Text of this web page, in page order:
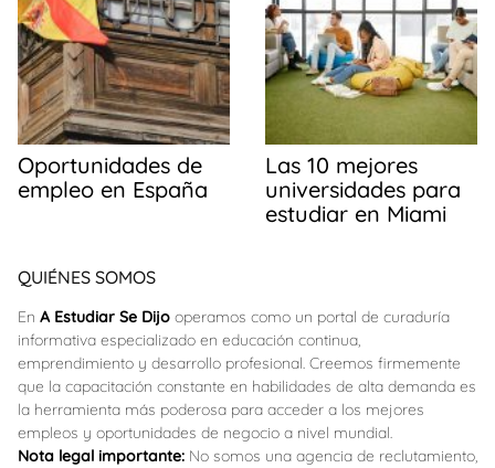
Oportunidades de
empleo en España
Las 10 mejores
universidades para
estudiar en Miami
QUIÉNES SOMOS
En A Estudiar Se Dijo operamos como un portal de curaduría
informativa especializado en educación continua,
emprendimiento y desarrollo profesional. Creemos firmemente
que la capacitación constante en habilidades de alta demanda es
la herramienta más poderosa para acceder a los mejores
empleos y oportunidades de negocio a nivel mundial.
Nota legal importante: No somos una agencia de reclutamiento,